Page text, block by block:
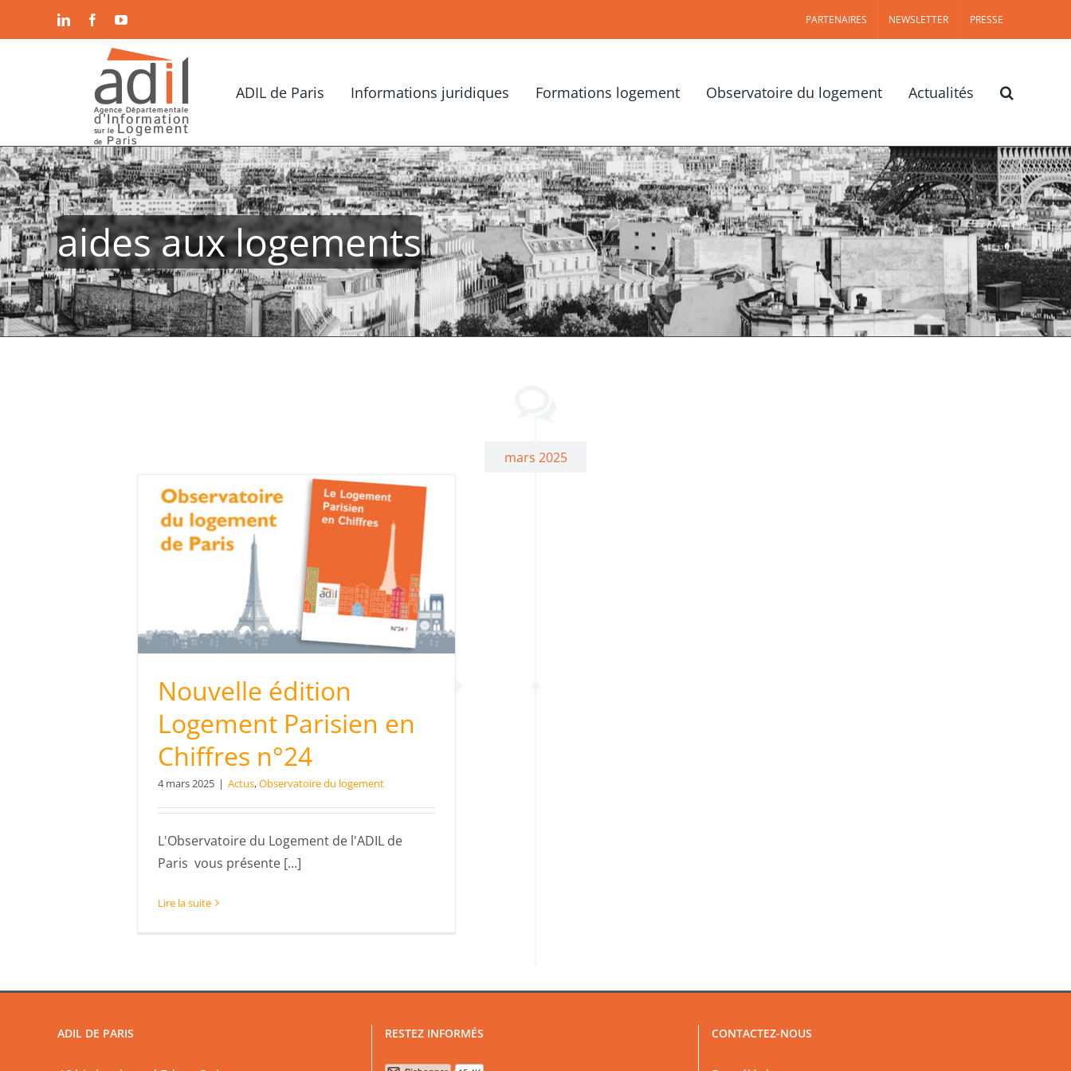
LinkedInFacebookYouTube PARTENAIRES NEWSLETTER PRESSE
ADIL de Paris Informations juridiques Formations logement Observatoire du logement Actualités
aides aux logements
mars 2025
Nouvelle édition
Logement Parisien en
Chiffres n°24
4 mars 2025 | Actus,Observatoire du logement
L'Observatoire du Logement de l'ADIL de
Paris vous présente [...]
Lire la suite
ADIL DE PARIS RESTEZ INFORMÉS CONTACTEZ-NOUS